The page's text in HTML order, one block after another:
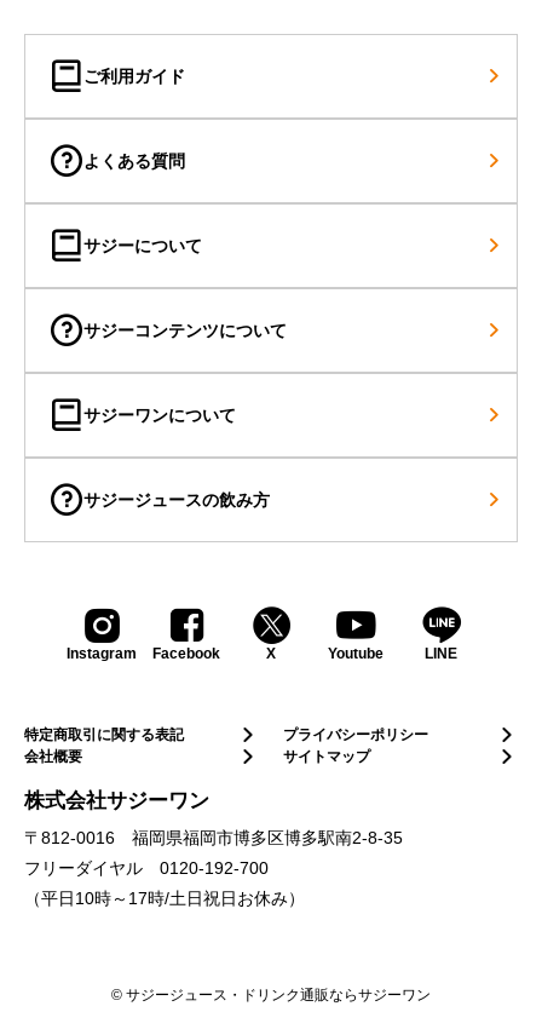
ご利用ガイド
よくある質問
サジーについて
サジーコンテンツについて
サジーワンについて
サジージュースの飲み方
Instagram Facebook X Youtube LINE
特定商取引に関する表記
プライバシーポリシー
会社概要
サイトマップ
株式会社サジーワン
〒812-0016 福岡県福岡市博多区博多駅南2-8-35
フリーダイヤル 0120-192-700
（平日10時～17時/土日祝日お休み）
© サジージュース・ドリンク通販ならサジーワン